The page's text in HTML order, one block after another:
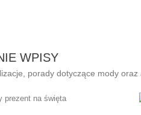
WPISY
porady dotyczące mody oraz